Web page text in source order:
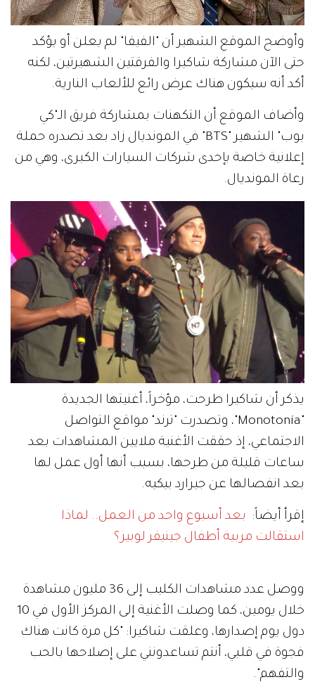
وأوضح الموقع الشهير أن "الفيفا" لم يعلن أو يؤكد
حتى الآن مشاركة شاكيرا والفرقتين الشهيرتين، لكنه
أكد أنه سيكون هناك عرض رائع للألعاب النارية.
وأضاف الموقع أن التكهنات بمشاركة فريق الـ"كي
بوب" الشهير "BTS" في المونديال زاد بعد تصدره حملة
إعلانية خاصة بإحدى شركات السيارات الكبرى، وهي من
رعاة المونديال.
يذكر أن شاكيرا طرحت، مؤخراً، أغنيتها الجديدة
"Monotonía"، وتصدرت "ترند" مواقع التواصل
الاجتماعي، إذ حققت الأغنية ملايين المشاهدات بعد
ساعات قليلة من طرحها، بسبب أنها أول عمل لها
بعد انفصالها عن جيرارد بيكيه.
إقرأ أيضاً: بعد أسبوع واحد من العمل.. لماذا
استقالت مربية أطفال جينيفر لوبيز؟
ووصل عدد مشاهدات الكليب إلى 36 مليون مشاهدة
خلال يومين، كما وصلت الأغنية إلى المركز الأول في 10
دول يوم إصدارها، وعلقت شاكيرا: "كل مرة كانت هناك
فجوة في قلبي، أنتم تساعدونني على إصلاحها بالحب
والتفهم".